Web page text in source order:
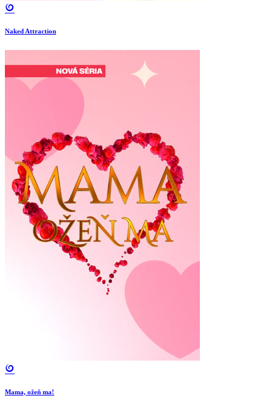
Naked Attraction
Mama, ožeň ma!